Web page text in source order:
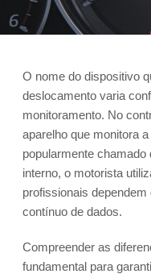
O nome do dispositivo
deslocamento varia
monitoramento. No
aparelho que monitora
popularmente chamado
interno, o motorista
profissionais dependem
contínuo de dados.
Compreender as
fundamental para